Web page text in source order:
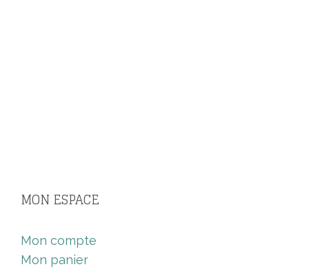
MON ESPACE
Mon compte
Mon panier